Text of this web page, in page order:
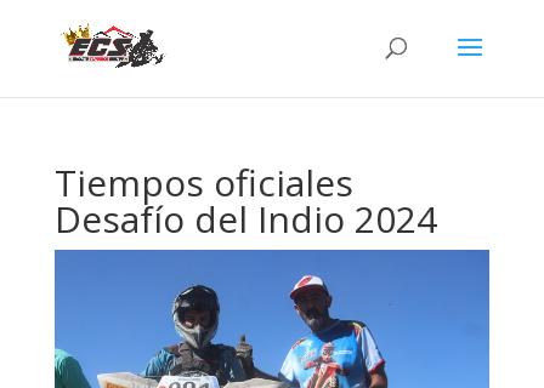
Tiempos oficiales
Desafío del Indio 2024